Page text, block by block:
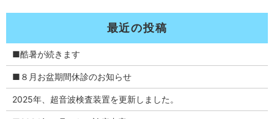
■酷暑が続きます
■８月お盆期間休診のお知らせ
2025年、超音波検査装置を更新しました。